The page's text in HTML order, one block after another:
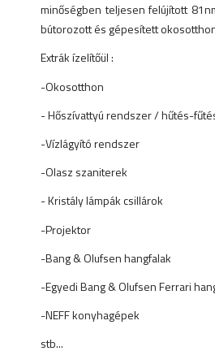
minőségben teljesen felújított
bútorozott és gépesített
Extrák ízelítőül :
-Okosotthon
- Hőszívattyú rendszer / hűtés-
-Vízlágyító rendszer
-Olasz szaniterek
- Kristály lámpák csillárok
-Projektor
-Bang & Olufsen hangfalak
-Egyedi Bang & Olufsen Ferrari
-NEFF konyhagépek
stb...